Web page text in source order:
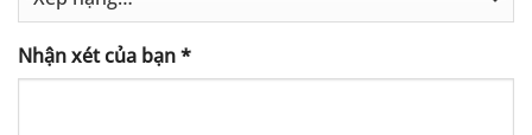
Nhận xét của bạn*